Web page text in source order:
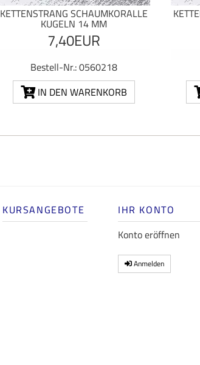
KETTENSTRANG SCHAUMKORALLE
KUGELN 14 MM
7,40EUR
Bestell-Nr.: 0560218
IN DEN WARENKORB
KURSANGEBOTE
IHR KONTO
Konto eröffnen
Anmelden